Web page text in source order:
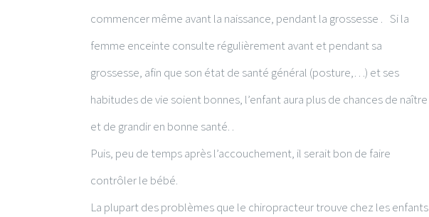
commencer même avant la naissance, pendant la grossesse . Si la
femme enceinte consulte régulièrement avant et pendant sa
grossesse, afin que son état de santé général (posture,…) et ses
habitudes de vie soient bonnes, l’enfant aura plus de chances de naître
et de grandir en bonne santé. .
Puis, peu de temps après l’accouchement, il serait bon de faire
contrôler le bébé.
La plupart des problèmes que le chiropracteur trouve chez les enfants